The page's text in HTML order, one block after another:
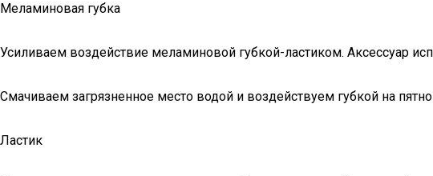
Меламиновая губка
Усиливаем воздействие меламиновой губкой-ластиком. Аксессуар
Смачиваем загрязненное место водой и воздействуем губкой на
Ластик